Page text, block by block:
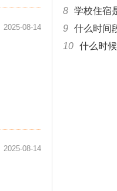
2025-08-14
2025-08-14
8 学校住宿
9 什么时间
10 什么时